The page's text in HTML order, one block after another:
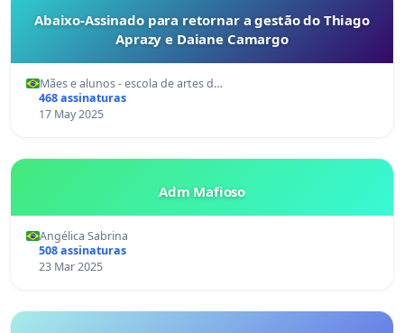
Abaixo-Assinado para retornar a gestão do Thiago
Aprazy e Daiane Camargo
Mães e alunos - escola de artes d…
468 assinaturas
17 May 2025
Adm Mafioso
Angélica Sabrina
508 assinaturas
23 Mar 2025